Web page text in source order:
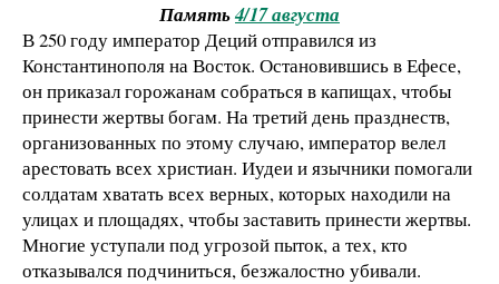
Память4/17 августа
В 250 году император Деций отправился из
Константинополя на Восток. Остановившись в Ефесе,
он приказал горожанам собраться в капищах, чтобы
принести жертвы богам. На третий день празднеств,
организованных по этому случаю, император велел
арестовать всех христиан. Иудеи и язычники помогали
солдатам хватать всех верных, которых находили на
улицах и площадях, чтобы заставить принести жертвы.
Многие уступали под угрозой пыток, а тех, кто
отказывался подчиниться, безжалостно убивали.